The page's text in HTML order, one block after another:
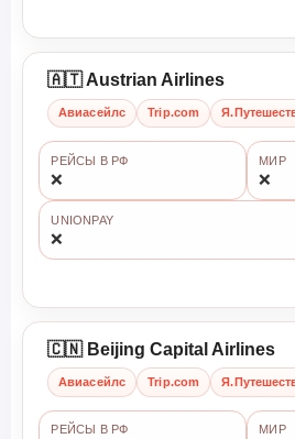
🇦🇹 Austrian Airlines
Авиасейлс Trip.com
РЕЙСЫ В РФ
❌
МИР
❌
UNIONPAY
❌
🇨🇳 Beijing Capital Airlines
Авиасейлс Trip.com
РЕЙСЫ В РФ МИР